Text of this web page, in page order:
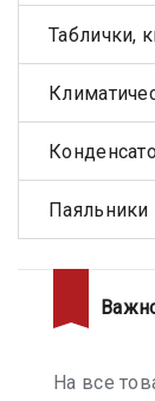
Таблички,
Паяльники
На все